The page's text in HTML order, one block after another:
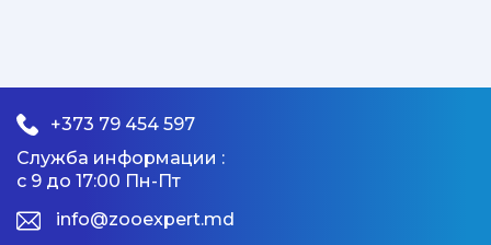
+373 79 454 597
Служба информации :
с 9 до 17:00 Пн-Пт
info@zooexpert.md